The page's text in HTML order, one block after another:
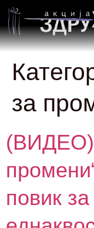
за
(ВИДЕО)
повик